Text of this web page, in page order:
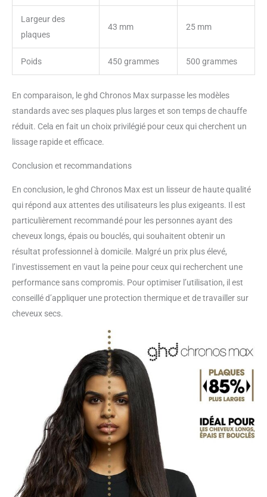
Largeur des
plaques
43 mm 25 mm
Poids 450 grammes 500 grammes
En comparaison, le ghd Chronos Max surpasse les modèles
standards avec ses plaques plus larges et son temps de chauffe
réduit. Cela en fait un choix privilégié pour ceux qui cherchent un
lissage rapide et efficace.
Conclusion et recommandations
En conclusion, le ghd Chronos Max est un lisseur de haute qualité
qui répond aux attentes des utilisateurs les plus exigeants. Il est
particulièrement recommandé pour les personnes ayant des
cheveux longs, épais ou bouclés, qui souhaitent obtenir un
résultat professionnel à domicile. Malgré un prix plus élevé,
l’investissement en vaut la peine pour ceux qui recherchent une
performance sans compromis. Pour optimiser l’utilisation, il est
conseillé d’appliquer une protection thermique et de travailler sur
cheveux secs.